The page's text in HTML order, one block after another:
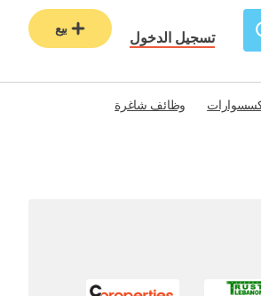
تسجيل الدخول
بيع
وظائف شاغرة